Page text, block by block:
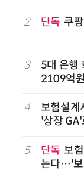
2 단독 쿠
3
5대 은행
2109억
4
보험설
'상장
5
단독 보
는다…'보